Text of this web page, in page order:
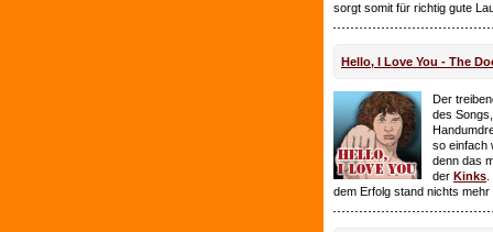
sorgt somit für richtig gute
Hello, I Love You - The
Der
des
so einfach
denn das
der Kinks
dem Erfolg stand nichts mehr